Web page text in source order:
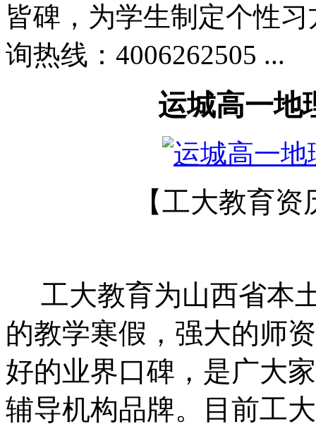
皆碑，为学生制定个性
询热线：4006262505 ...
运城高一地
【工大教育
工大教育为山西省本
的教学寒假，强大的师
好的业界口碑，是广大
辅导机构品牌。目前工